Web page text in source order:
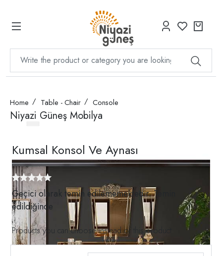
Home Table - Chair Console
Niyazi Güneş Mobilya
Kumsal Konsol Ve Aynası
Geçici olarak temin edilememektedir. Temin
edildiğinde
Products you can choose instead of this product